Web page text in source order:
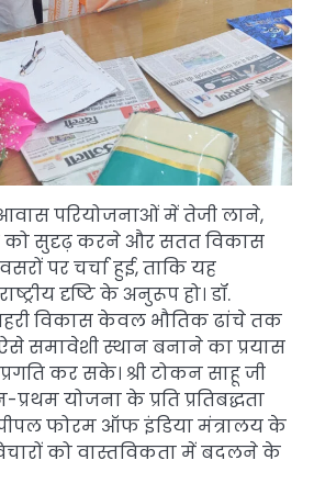
आवास परियोजनाओं में तेजी लाने,
को सुदृढ़ करने और सतत विकास
पर चर्चा हुई, ताकि यह
दृष्टि के अनुरूप हो। डॉ.
विकास केवल भौतिक ढांचे तक
समावेशी स्थान बनाने का प्रयास
कर सके। श्री टोकन साहू जी
योजना के प्रति प्रतिबद्धता
फोरम ऑफ इंडिया मंत्रालय के
को वास्तविकता में बदलने के